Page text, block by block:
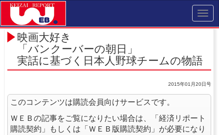
映画大好き
「バンクーバーの朝日」
実話に基づく日本人野球チームの物語
2015年01月20日号
このコンテンツは購読会員向けサービスです。
ＷＥＢの記事をご覧になりたい場合は、「経済リポート
購読契約」もしくは「ＷＥＢ版購読契約」が必要になり